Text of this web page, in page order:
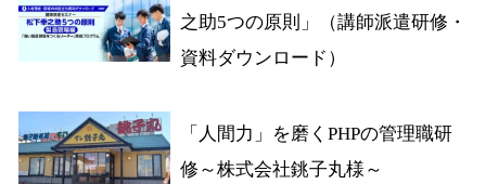
之助5つの原則」（講師派遣研修・
資料ダウンロード）
「人間力」を磨くPHPの管理職研
修～株式会社銚子丸様～